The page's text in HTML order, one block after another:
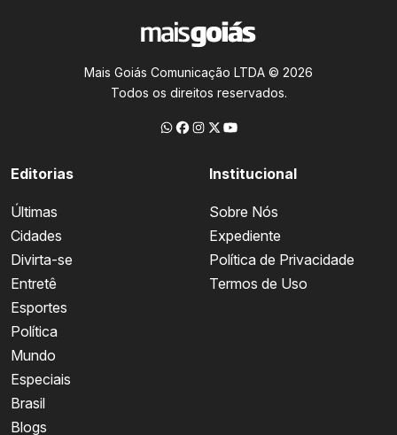
Mais Goiás Comunicação LTDA © 2026
Todos os direitos reservados.
Editorias
Últimas
Cidades
Divirta-se
Entretê
Esportes
Política
Mundo
Especiais
Brasil
Blogs
Institucional
Sobre Nós
Expediente
Política de Privacidade
Termos de Uso